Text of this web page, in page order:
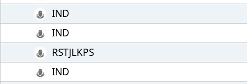
IND
IND
RSTJLKPS
IND